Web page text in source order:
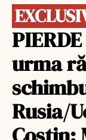
urma
Rusia/